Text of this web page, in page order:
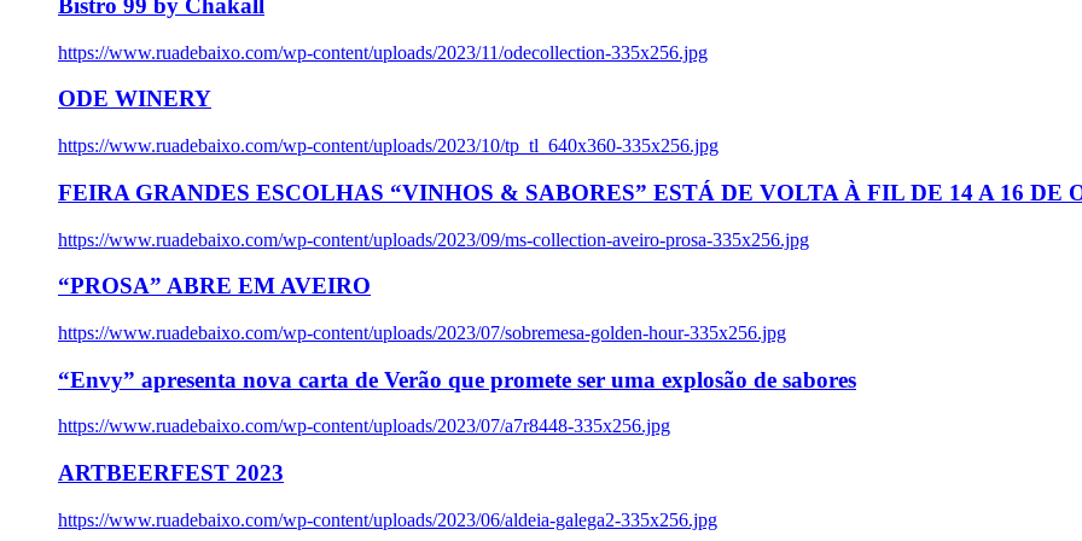
Bistro 99 by Chakall
https://www.ruadebaixo.com/wp-content/uploads/2023/11/odecollection-335x256.jpg
ODE WINERY
https://www.ruadebaixo.com/wp-content/uploads/2023/10/tp_tl_640x360-335x256.jpg
FEIRA GRANDES ESCOLHAS “VINHOS & SABORES” ESTÁ DE VOLTA À FIL DE 14 A 16 DE
https://www.ruadebaixo.com/wp-content/uploads/2023/09/ms-collection-aveiro-prosa-335x256.jpg
“PROSA” ABRE EM AVEIRO
https://www.ruadebaixo.com/wp-content/uploads/2023/07/sobremesa-golden-hour-335x256.jpg
“Envy” apresenta nova carta de Verão que promete ser uma explosão de sabores
https://www.ruadebaixo.com/wp-content/uploads/2023/07/a7r8448-335x256.jpg
ARTBEERFEST 2023
https://www.ruadebaixo.com/wp-content/uploads/2023/06/aldeia-galega2-335x256.jpg